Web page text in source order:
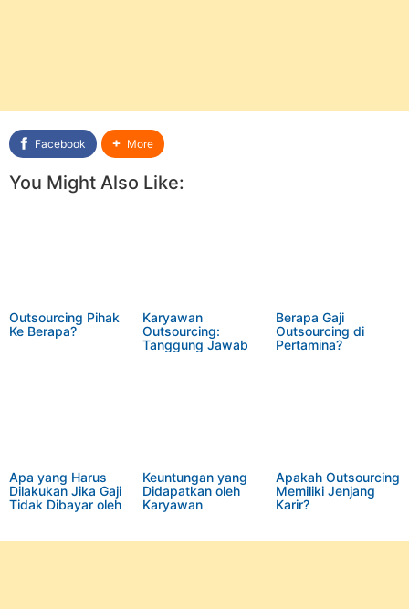
Facebook More
You Might Also Like:
Outsourcing Pihak
Ke Berapa?
Karyawan
Outsourcing:
Tanggung Jawab
Berapa Gaji
Outsourcing di
Pertamina?
Apa yang Harus
Dilakukan Jika Gaji
Tidak Dibayar oleh
Keuntungan yang
Didapatkan oleh
Karyawan
Apakah Outsourcing
Memiliki Jenjang
Karir?